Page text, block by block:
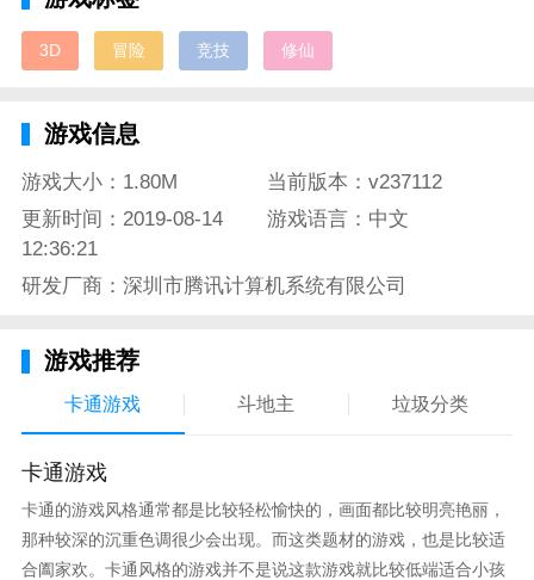
器装备。
传奇世界3D官方简介：
为你带来一个不同的精彩世界，只要刷主线副本就能让
你轻松满级，但是想要有好装备只能去不断的挑战其他
的副本和无尽深渊，只有那些地方才会给你更级别的装
备，然后锻造也会给你提升很多的属性，装备可以没有
但是强化一定要高，满强化带来的属性简直不要太多好
吧。
3D 冒险 竞技 修仙
游戏信息
游戏大小：1.80M
当前版本：v237112
更新时间：2019-08-14
12:36:21
游戏语言：中文
研发厂商：深圳市腾讯计算机系统有限公司
游戏推荐
卡通游戏 斗地主 垃圾分类
卡通游戏
卡通的游戏风格通常都是比较轻松愉快的，画面都比较明亮艳丽，
那种较深的沉重色调很少会出现。而这类题材的游戏，也是比较适
合阖家欢。卡通风格的游戏并不是说这款游戏就比较低端适合小孩